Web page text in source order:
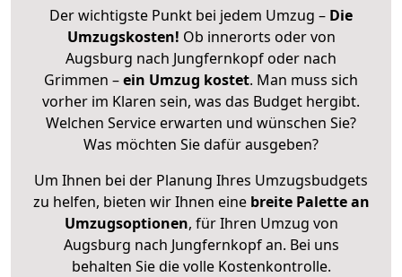
Der wichtigste Punkt bei jedem Umzug – Die
Umzugskosten! Ob innerorts oder von
Augsburg nach Jungfernkopf oder nach
Grimmen –ein Umzug kostet. Man muss sich
vorher im Klaren sein, was das Budget hergibt.
Welchen Service erwarten und wünschen Sie?
Was möchten Sie dafür ausgeben?
Um Ihnen bei der Planung Ihres Umzugsbudgets
zu helfen, bieten wir Ihnen eine breite Palette an
Umzugsoptionen, für Ihren Umzug von
Augsburg nach Jungfernkopf an. Bei uns
behalten Sie die volle Kostenkontrolle.